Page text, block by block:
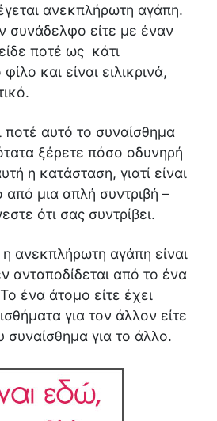
ανεκπλήρωτη αγάπη.
συνάδελφο είτε με έναν
ποτέ ως κάτι
και είναι ειλικρινά,
ποτέ αυτό το συναίσθημα
ξέρετε πόσο οδυνηρή
η κατάσταση, γιατί είναι
από μια απλή συντριβή –
ότι σας συντρίβει.
ανεκπλήρωτη αγάπη είναι
ανταποδίδεται από το ένα
ένα άτομο είτε έχει
για τον άλλον είτε
συναίσθημα για το άλλο.